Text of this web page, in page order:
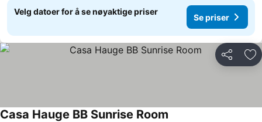
Velg datoer for å se nøyaktige priser
Se priser
Del
Casa Hauge BB Sunrise Room